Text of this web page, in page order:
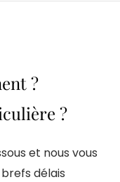
?
?
et nous vous
délais